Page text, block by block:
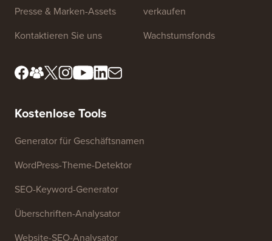
Über uns
Redaktionsstandards
Lernen Sie unser
Redaktionsboard kennen
Presse & Marken-Assets
Datenschutzrichtlinie
Nutzungsbedingungen
Kostenlose Tools
Generator für Geschäftsnamen